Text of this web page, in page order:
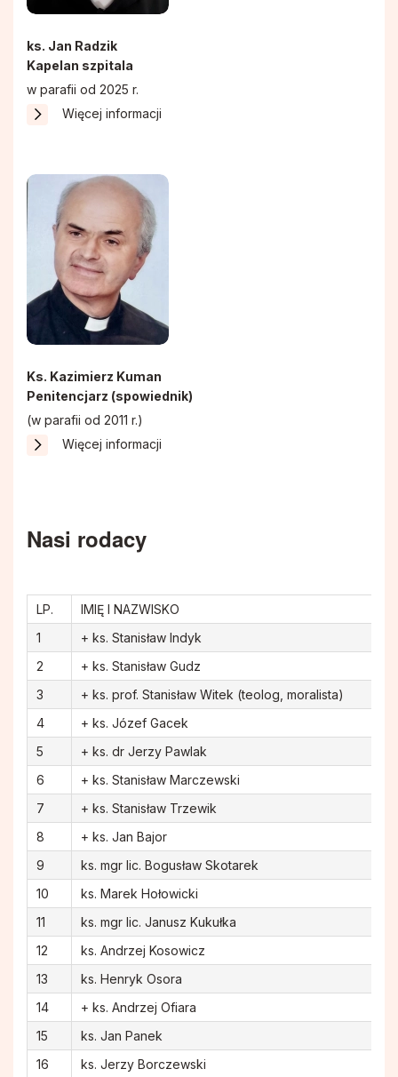
ks. Jan Radzik
Kapelan szpitala
w parafii od 2025 r.
Więcej informacji
Ks. Kazimierz Kuman
Penitencjarz (spowiednik)
(w parafii od 2011 r.)
Więcej informacji
Nasi rodacy
LP.
IMIĘ I NAZWISKO
1
+ ks. Stanisław Indyk
2
+ ks. Stanisław Gudz
3
+ ks. prof. Stanisław Witek (teolog, moralista)
4
+ ks. Józef Gacek
5
+ ks. dr Jerzy Pawlak
6
+ ks. Stanisław Marczewski
7
+ ks. Stanisław Trzewik
8
+ ks. Jan Bajor
9
ks. mgr lic. Bogusław Skotarek
10
ks. Marek Hołowicki
11
ks. mgr lic. Janusz Kukułka
12
ks. Andrzej Kosowicz
13
ks. Henryk Osora
14
+ ks. Andrzej Ofiara
15
ks. Jan Panek
16
ks. Jerzy Borczewski